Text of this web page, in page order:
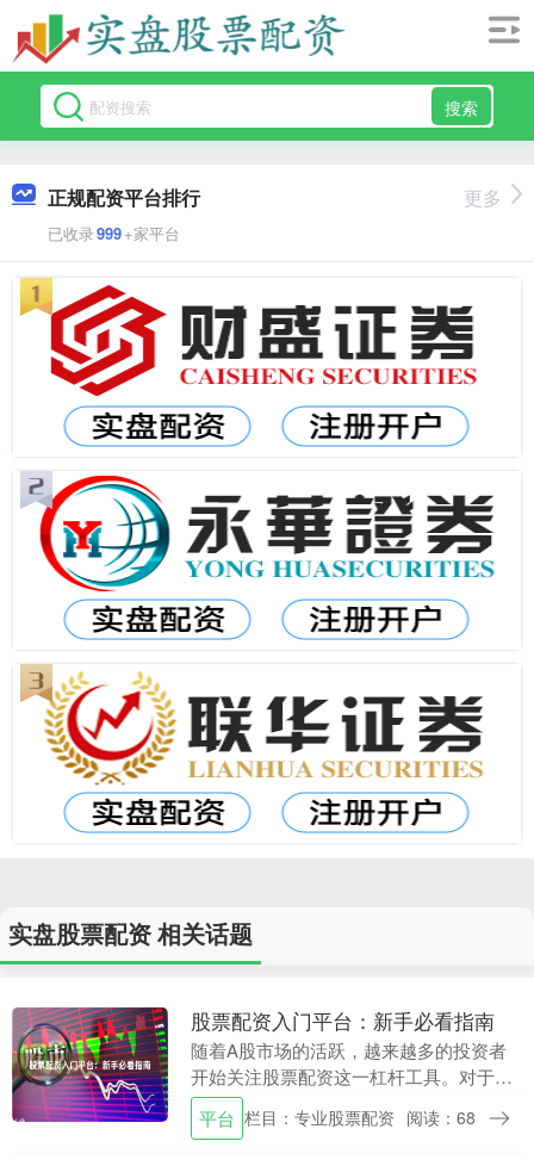
搜索
正规配资平台排行
已收录999+家平台
更多
实盘股票配资 相关话题
股票配资入门平台：新手必看指南
随着A股市场的活跃，越来越多的投资者
开始关注股票配资这一杠杆工具。对于刚
接触股市的新手来说，选择一个靠谱的配
资平台至关重要。本文将为您详细解析股
平台 栏目：专业股票配资 阅读：68